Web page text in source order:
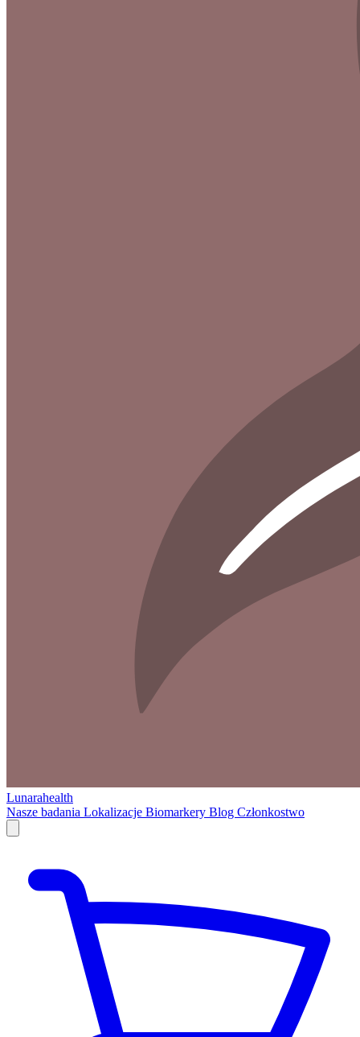
Lunarahealth
Nasze badania Lokalizacje Biomarkery Blog Członkostwo